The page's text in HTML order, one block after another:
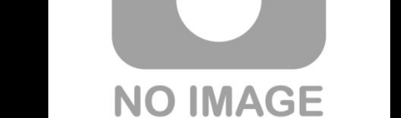
看板 C_Chat 標題 [公告] a0079527 水桶一個月